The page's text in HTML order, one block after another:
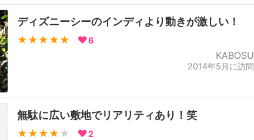
ディズニーシーのインディより動きが激しい！
★★★★★ 6
KABOSU
2014年5月に訪問
無駄に広い敷地でリアリティあり！笑
★★★★ ★ 2